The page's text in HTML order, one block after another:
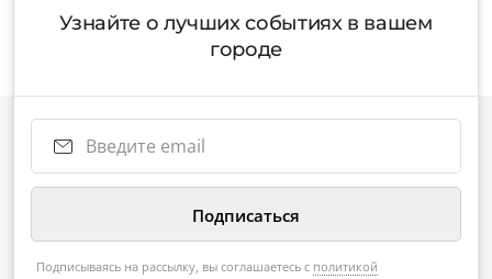
Узнайте о лучших событиях в вашем
городе
Подписываясь на рассылку, вы соглашаетесь с политикой